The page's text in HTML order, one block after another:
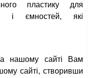
пластику для
і ємностей, які
нашому сайті Вам
сайті, створивши